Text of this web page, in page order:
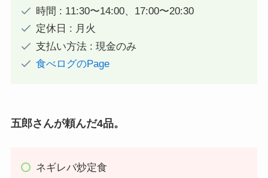
時間 : 11:30〜14:00、17:00〜20:30
定休日 : 月火
支払い方法 : 現金のみ
食べログのPage
五郎さんが頼んだ4品。
ネギレバ炒定食